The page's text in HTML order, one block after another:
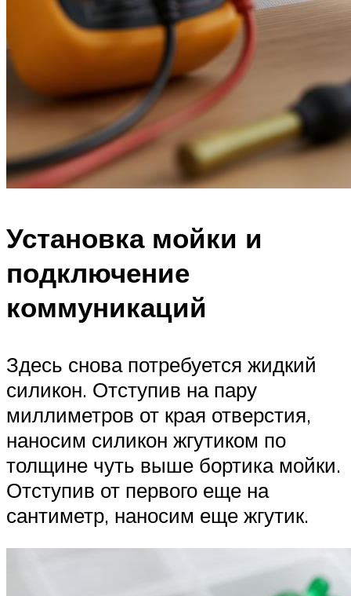
Установка мойки и
подключение
коммуникаций
Здесь снова потребуется жидкий
силикон. Отступив на пару
миллиметров от края отверстия,
наносим силикон жгутиком по
толщине чуть выше бортика мойки.
Отступив от первого еще на
сантиметр, наносим еще жгутик.